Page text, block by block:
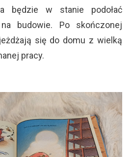
będzie w stanie podołać
budowie. Po skończonej
się do domu z wielką
pracy.